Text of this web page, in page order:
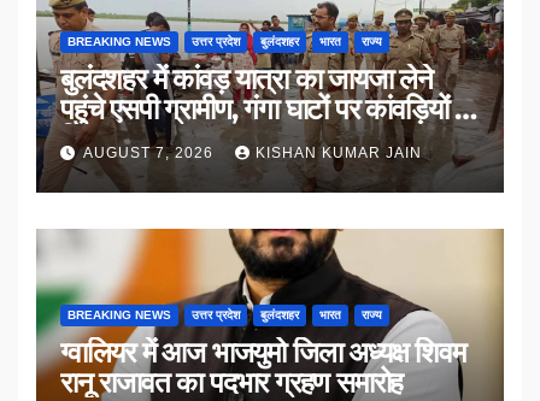
BREAKING NEWS उत्तर प्रदेश बुलंदशहर भारत राज्य
बुलंदशहर में कांवड़ यात्रा का जायजा लेने
पहुंचे एसपी ग्रामीण, गंगा घाटों पर कांवड़ियों से
किया संवाद
AUGUST 7, 2026 KISHAN KUMAR JAIN
BREAKING NEWS उत्तर प्रदेश बुलंदशहर भारत राज्य
ग्वालियर में आज भाजयुमो जिला अध्यक्ष शिवम
रानू राजावत का पदभार ग्रहण समारोह